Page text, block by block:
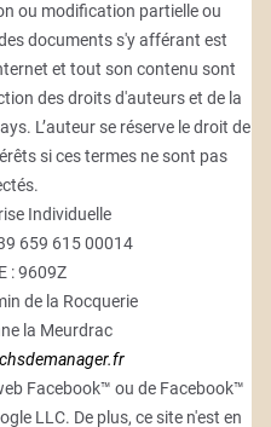
ou modification partielle ou
documents s'y afférant est
et tout son contenu sont
des droits d'auteurs et de la
L’auteur se réserve le droit de
si ces termes ne sont pas
Individuelle
659 615 00014
: 9609Z
de la Rocquerie
la Meurdrac
Facebook™ ou de Facebook™
LLC. De plus, ce site n'est en